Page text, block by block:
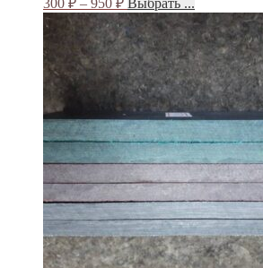
300 ₽ – 950 ₽ Выбрать ...